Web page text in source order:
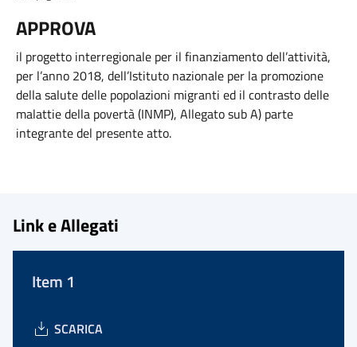
APPROVA
il progetto interregionale per il finanziamento dell’attività,
per l’anno 2018, dell’Istituto nazionale per la promozione
della salute delle popolazioni migranti ed il contrasto delle
malattie della povertà (INMP), Allegato sub A) parte
integrante del presente atto.
Link e Allegati
Item 1
SCARICA